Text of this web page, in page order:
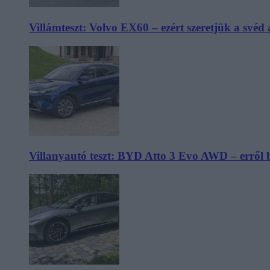
Villámteszt: Volvo EX60 – ezért szeretjük a svéd
Villanyautó teszt: BYD Atto 3 Evo AWD – erről